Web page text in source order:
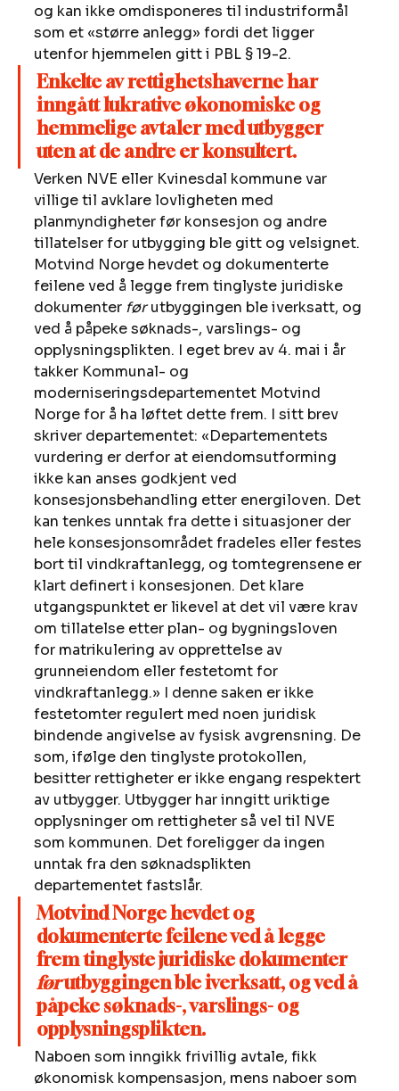
og kan ikke omdisponeres til industriformål
som et «større anlegg» fordi det ligger
utenfor hjemmelen gitt i PBL § 19-2.
Enkelte av rettighetshaverne har
inngått lukrative økonomiske og
hemmelige avtaler med utbygger
uten at de andre er konsultert.
Verken NVE eller Kvinesdal kommune var
villige til avklare lovligheten med
planmyndigheter før konsesjon og andre
tillatelser for utbygging ble gitt og velsignet.
Motvind Norge hevdet og dokumenterte
feilene ved å legge frem tinglyste juridiske
dokumenter før utbyggingen ble iverksatt, og
ved å påpeke søknads-, varslings- og
opplysningsplikten. I eget brev av 4. mai i år
takker Kommunal- og
moderniseringsdepartementet Motvind
Norge for å ha løftet dette frem. I sitt brev
skriver departementet: «Departementets
vurdering er derfor at eiendomsutforming
ikke kan anses godkjent ved
konsesjonsbehandling etter energiloven. Det
kan tenkes unntak fra dette i situasjoner der
hele konsesjonsområdet fradeles eller festes
bort til vindkraftanlegg, og tomtegrensene er
klart definert i konsesjonen. Det klare
utgangspunktet er likevel at det vil være krav
om tillatelse etter plan- og bygningsloven
for matrikulering av opprettelse av
grunneiendom eller festetomt for
vindkraftanlegg.» I denne saken er ikke
festetomter regulert med noen juridisk
bindende angivelse av fysisk avgrensning. De
som, ifølge den tinglyste protokollen,
besitter rettigheter er ikke engang respektert
av utbygger. Utbygger har inngitt uriktige
opplysninger om rettigheter så vel til NVE
som kommunen. Det foreligger da ingen
unntak fra den søknadsplikten
departementet fastslår.
Motvind Norge hevdet og
dokumenterte feilene ved å legge
frem tinglyste juridiske dokumenter
før utbyggingen ble iverksatt, og ved å
påpeke søknads-, varslings- og
opplysningsplikten.
Naboen som inngikk frivillig avtale, fikk
økonomisk kompensasjon, mens naboer som